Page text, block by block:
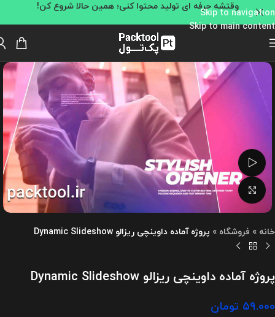
Skip to navigation
Skip to main content
وقتشه حرفه ای تولید محتوا کنی؛ همین حالا شروع کن!
تماشای ویدئو
بزرگنمایی تصویر
خانه » فروشگاه » پروژه آماده داوینچی ریزالو Dynamic Slideshow
پروژه آماده داوینچی ریزالو Dynamic Slideshow
۵۹.۰۰۰ تومان